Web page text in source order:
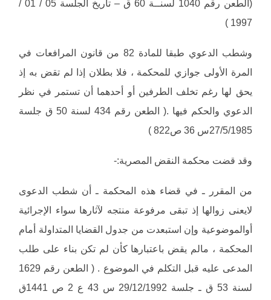
(الطعن رقم 1040 لسنــة 60 ق – تاريخ الجلسة 05 / 01 /
1997 )
وشطب الدعوي طبقا للمادة 82 من قانون المرافعات في
المرة الأولى جوازي للمحكمة ، فلا بطلان إذا لم تقض به إذ
يحق لها رغم تخلف الطرفين أو أحدهما أن تستمر في نظر
الدعوي والحكم فيها .( الطعن رقم 434 لسنة 50 ق جلسة
27/5/1985س 36 ص822 )
وقد قضت محكمة النقض المصرية:-
من المقرر ـ في قضاء هذه المحكمة ـ أن شطب الدعوى
لايعنى زوالها إذ تبقى مرفوعة منتجه لآثارها سواء الإجرائية
أوالموضوعية وإن استبعدت من جدول القضايا المتداولة أمام
المحكمة ، مالم يقض باعتبارها كأن لم تكن بناء على طلب
المدعى عليه قبل التكلم في الموضوع . ( الطعن رقم 1629
لسنة 53 ق ـ جلسة 29/12/1992 س 43 ع 2 ص 1441ق